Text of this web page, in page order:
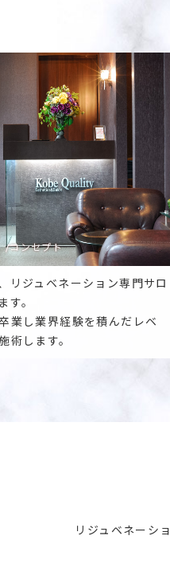
/コンセプト
リジュベネーション専門サロ
す。
業し業界経験を積んだレベ
術します。
リジュベネーシ